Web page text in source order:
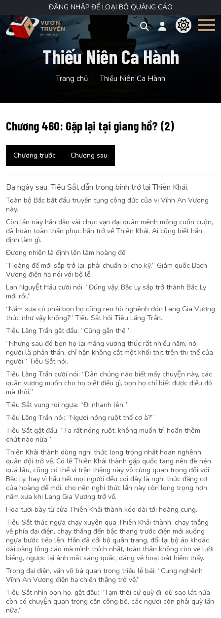
ĐĂNG NHẬP ĐỂ LOẠI BỎ QUẢNG CÁO
Thiếu Niên Ca Hành
Trang chủ Thiếu Niên Ca Hành
Chương 460: Gặp lại tại giang hồ? (2)
Chương trước Chương sau
Ba ngày sau, Tiêu Sắt dẫn trọng binh trở lại Thiên Khải.
Toàn bộ Bắc bắt đầu truyền tụng công đức của vị Vĩnh An Vương
này.
Còn lần này hắn dẫn vài chục vạn đại quân mênh mông cuồn cuộn,
đã hoàn toàn thần phục hắn trở về Thiên Khải. Ai cũng biết hắn
định làm gì.
Đương nhiên là định lên làm hoàng đế.
“Hoàng đế mới sắp trở lại, phải chuẩn bị cho kỹ.” Giám quốc Bạch
Vương điện hạ nói với bộ lễ.
Lan NguyỆt Hầu cười nói: “Đúng vậy, Bắc Ly sắp trở thành Bắc Ly
mới rồi.”
“Năm xưa có phải bọn họ cũng reo hò nghênh đón Lang Gia Vương
thúc như vậy không?” Tiêu Sắt hỏi Tiêu Lăng Trần.
Tiêu Lăng Trần gật đầu: “Cũng gần thế.”
“Nhưng sau đó bọn họ lại mắng vương thúc rất nhiều năm, nói
người là phản thần, chỉ hận không cắt một khối thịt trên thi thể của
người.” Tiêu Sắt nói.
Tiêu Lăng Trần cười nói: “Dân chúng nào biết mấy chuyỆn này, các
quân vương muốn cho họ biết điều gì, bọn họ chỉ biết được điều đó
mà thôi.”
Tiêu Sắt vung roi ngựa: “Đi nhanh lên.”
Tiêu Lăng Trần nói: “Ngươi nóng ruột thế cơ à?”
Tiêu Sắt gật đầu: “Ta rất nóng ruột, không muốn trì hoãn thêm
chút nào nữa.”
Thiên Khải thành dùng nghi thức long trọng nhất hoan nghênh
quân đội trở về. Có lẽ Thiên Khải thành gặp quốc tang nên đè nén
quá lâu, cũng có thể vì trận thắng này vô cùng quan trọng đối với
Bắc Ly, hay vì hầu hết mọi người đều coi đây là nghi thức đăng cơ
của hoàng đế mới; cho nên nghi thức lần này còn long trọng hơn
năm xưa khi Lang Gia Vương trở về.
Hoa tươi bày từ cửa Thiên Khải thành kéo dài tới hoàng cung.
Tiêu Sắt thúc ngựa chạy xuyên qua Thiên Khải thành, chạy thẳng
về phía đại điện, chạy thẳng đến bậc thang trước điện mới xuống
ngựa bước tiếp lên. Hắn đã cởi bộ quân trang, đổi lại bộ áo khoác
dài bằng lông cáo mà mình thích nhất, toàn thân không còn vẻ lười
biếng, ngược lại ánh mắt sáng quắc, dáng vẻ hoạt bát hiếm thấy.
Trong đại điện, văn võ bá quan trong triều lễ bái: “Cung nghênh
Vĩnh An Vương điện hạ chiến thắng trở về.”
Tiêu Sắt nhìn bọn họ, gật đầu: “Tạm thời cứ quỳ đi, dù sao lát nữa
còn có chuyỆn quan trọng cần công bố, các ngươi còn phải quỳ lần
nữa.”